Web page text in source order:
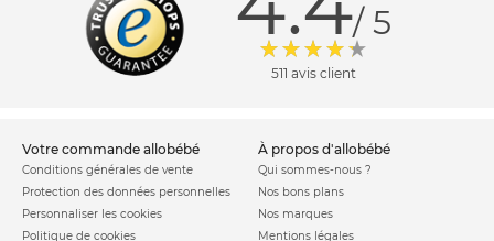
/ 5
511 avis client
votre commande allobébé
Conditions générales de vente
Protection des données personnelles
Personnaliser les cookies
Politique de cookies
à propos d'allobébé
Qui sommes-nous ?
Nos bons plans
Nos marques
Mentions légales